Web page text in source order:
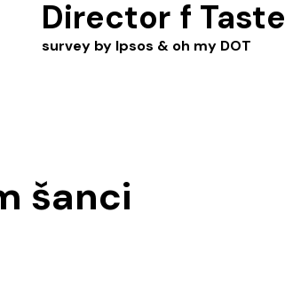
Director f Taste
survey by Ipsos & oh my DOT
šanci